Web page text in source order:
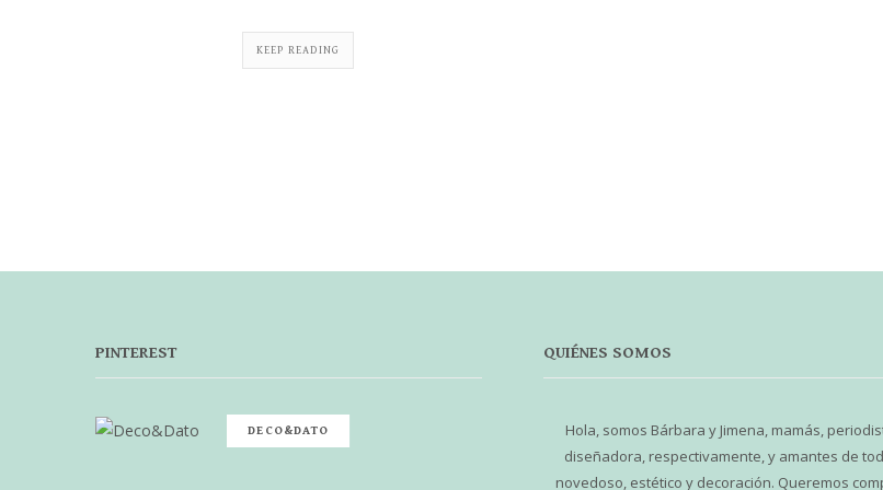
KEEP READING
PINTEREST
DECO&DATO
QUIÉNES SOMOS
Hola, somos Bárbara y Jimena, mamás,
diseñadora, respectivamente, y amantes de
novedoso, estético y decoración. Queremos